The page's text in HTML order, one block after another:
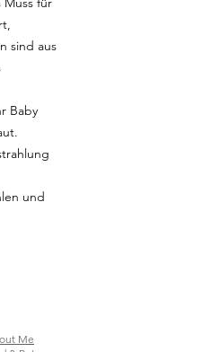
sind aus
Baby
und
Me